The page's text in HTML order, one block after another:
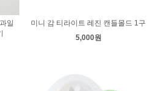
일
미니 감 티라이트 레진 캔들몰드 1구
5,000원